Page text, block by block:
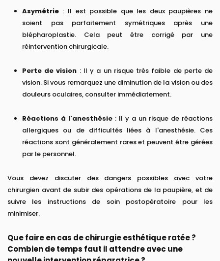
Asymétrie : Il est possible que les deux paupières ne
soient pas parfaitement symétriques après une
blépharoplastie. Cela peut être corrigé par une
réintervention chirurgicale.
Perte de vision : Il y a un risque très faible de perte de
vision. Si vous remarquez une diminution de la vision ou des
douleurs oculaires, consulter immédiatement.
Réactions à l'anesthésie : Il y a un risque de réactions
allergiques ou de difficultés liées à l'anesthésie. Ces
réactions sont généralement rares et peuvent être gérées
par le personnel.
Vous devez discuter des dangers possibles avec votre
chirurgien avant de subir des opérations de la paupière, et de
suivre les instructions de soin postopératoire pour les
minimiser.
Que faire en cas de chirurgie esthétique ratée ?
Combien de temps faut il attendre avec une